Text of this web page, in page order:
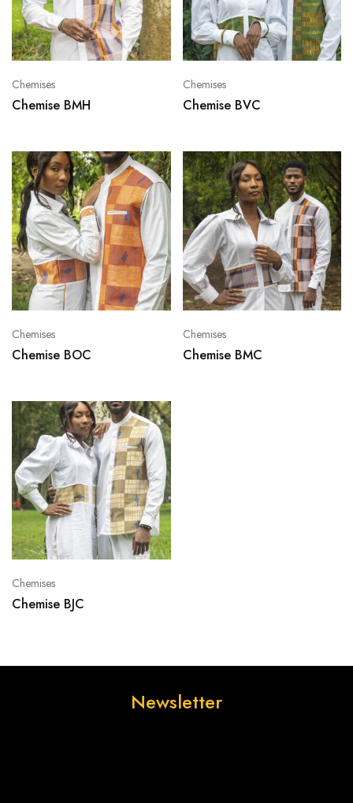
Chemises
Chemise BMH
Chemises
Chemise BVC
Chemises
Chemise BOC
Chemises
Chemise BMC
Chemises
Chemise BJC
Newsletter